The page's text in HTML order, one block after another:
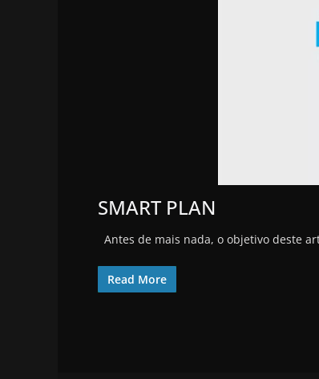
SMART PLAN
Antes de mais nada, o objetivo deste
Read More